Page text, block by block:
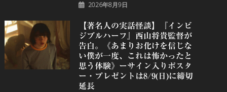
2026年8月9日
【著名人の実話怪談】『インビ
ジブルハーフ』⻄⼭将貴監督が
告白。《あまりお化けを信じな
い僕が一度、これは怖かったと
思う体験》ーサイン入りポスタ
ー・プレゼントは8/9(日)に締切
延長